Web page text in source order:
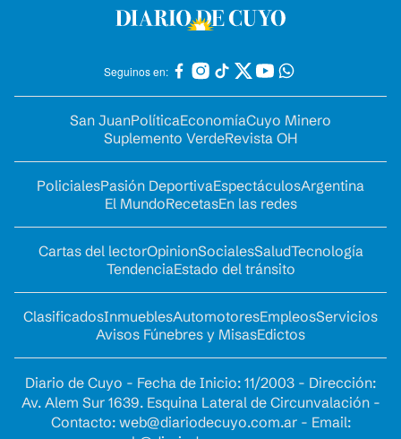
Seguinos en:
San JuanPolíticaEconomíaCuyo Minero
Suplemento VerdeRevista OH
PolicialesPasión DeportivaEspectáculosArgentina
El MundoRecetasEn las redes
Cartas del lectorOpinionSocialesSaludTecnología
TendenciaEstado del tránsito
ClasificadosInmueblesAutomotoresEmpleosServicios
Avisos Fúnebres y MisasEdictos
Diario de Cuyo - Fecha de Inicio: 11/2003 - Dirección:
Av. Alem Sur 1639. Esquina Lateral de Circunvalación -
Contacto: web@diariodecuyo.com.ar- Email: